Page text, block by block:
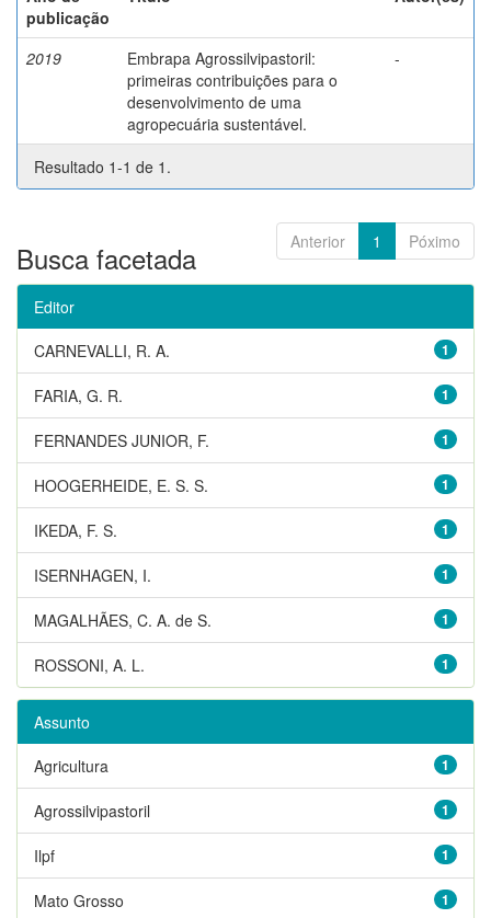
publicação
2019
Embrapa Agrossilvipastoril:
primeiras contribuições para o
desenvolvimento de uma
agropecuária sustentável.
-
Resultado 1-1 de 1.
Anterior 1 Póximo
Busca facetada
Editor
1
CARNEVALLI, R. A.
1
FARIA, G. R.
1
FERNANDES JUNIOR, F.
1
HOOGERHEIDE, E. S. S.
1
IKEDA, F. S.
1
ISERNHAGEN, I.
1
MAGALHÃES, C. A. de S.
1
ROSSONI, A. L.
Assunto
1
Agricultura
1
Agrossilvipastoril
1
Ilpf
1
Mato Grosso